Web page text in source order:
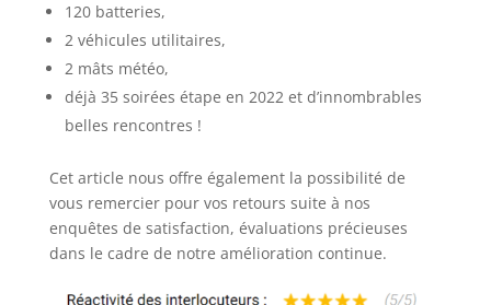
120 batteries,
2 véhicules utilitaires,
2 mâts météo,
déjà 35 soirées étape en 2022 et d’innombrables
belles rencontres !
Cet article nous offre également la possibilité de
vous remercier pour vos retours suite à nos
enquêtes de satisfaction, évaluations précieuses
dans le cadre de notre amélioration continue.